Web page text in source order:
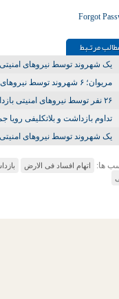
Forgot
مرتـبط
یک شهروند توسط نیروهای
مریوان؛ ۶ شهروند توسط نیروهای امنیتی بازداشت شدند
۲۶ نفر توسط نیروهای امنیتی بازداشت شدند
تداوم بازداشت و بلاتکلیفی رویا
یک شهروند توسط نیروهای
ها: اتهام افساد فی الارض